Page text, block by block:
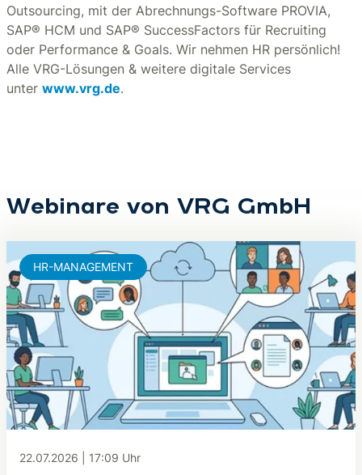
Outsourcing, mit der Abrechnungs-Software PROVIA,
SAP® HCM und SAP® SuccessFactors für Recruiting
oder Performance & Goals. Wir nehmen HR persönlich!
Alle VRG-Lösungen & weitere digitale Services
unter www.vrg.de.
Webinare von VRG GmbH
22.07.2026 17:09 Uhr
HR-MANAGEMENT